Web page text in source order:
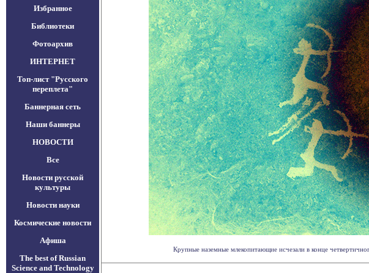
Избранное
Библиотеки
Фотоархив
ИНТЕРНЕТ
Топ-лист "Русского
переплета"
Баннерная сеть
Наши баннеры
НОВОСТИ
Все
Новости русской
культуры
Новости науки
Космические новости
Афиша
The best of Russian
Science and Technology
Крупные наземные млекопитающие исчезали в конце